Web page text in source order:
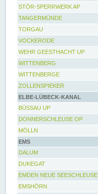
STÖR-SPERRWERK AP
TANGERMÜNDE
TORGAU
VOCKERODE
WEHR GEESTHACHT UP
WITTENBERG
WITTENBERGE
ZOLLENSPIEKER
ELBE-LÜBECK-KANAL
BÜSSAU UP
DONNERSCHLEUSE OP
MÖLLN
EMS
DALUM
DUKEGAT
EMDEN NEUE SEESCHLEUSE
EMSHÖRN